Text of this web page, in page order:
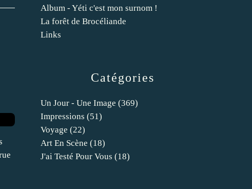
Catégories
Un Jour - Une Image (369)
Impressions (51)
Voyage (22)
Art En Scène (18)
J'ai Testé Pour Vous (18)
Album - Yéti c'est mon surnom !
La forêt de Brocéliande
Links